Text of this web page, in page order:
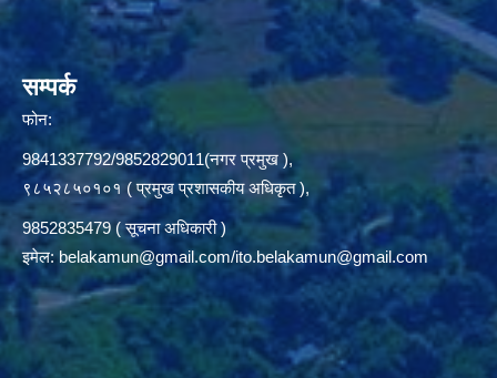
सम्पर्क
फोन:
9841337792/9852829011(नगर प्रमुख ),
९८५२८५०१०१ ( प्रमुख प्रशासकीय अधिकृत ),
9852835479 ( सूचना अधिकारी )
इमेल:belakamun@gmail.com/ito.belakamun@gmail.com